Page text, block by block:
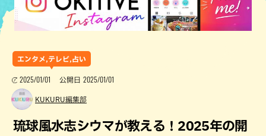
エンタメ,テレビ,占い
2025/01/01 公開日 2025/01/01
KUKURU編集部
琉球風水志シウマが教える！2025年の開